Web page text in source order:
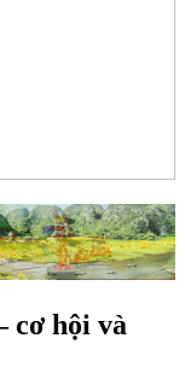
cơ hội và